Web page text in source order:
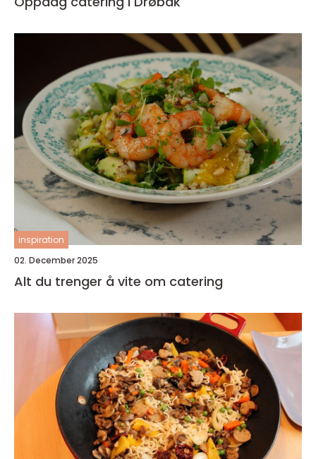
inspiration
02. December 2025
Alt du trenger å vite om catering